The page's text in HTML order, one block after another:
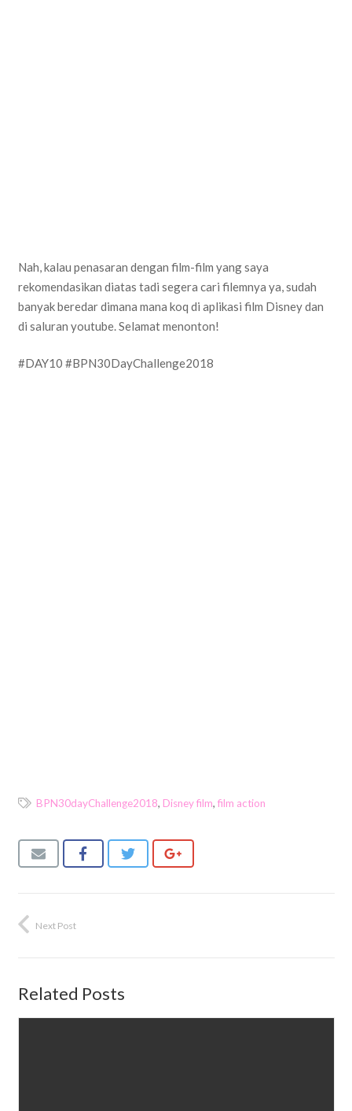
Nah, kalau penasaran dengan film-film yang saya
rekomendasikan diatas tadi segera cari filemnya ya, sudah
banyak beredar dimana mana koq di aplikasi film Disney dan
di saluran youtube. Selamat menonton!
#DAY10 #BPN30DayChallenge2018
BPN30dayChallenge2018, Disney film, film action
Next Post
Related Posts